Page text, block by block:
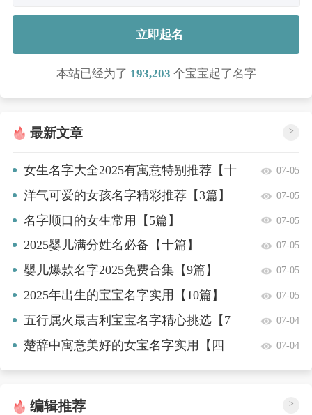
立即起名
本站已经为了 193,203 个宝宝起了名字
最新文章 >
女生名字大全2025有寓意特别推荐【十
篇】
07-05
洋气可爱的女孩名字精彩推荐【3篇】 07-05
名字顺口的女生常用【5篇】 07-05
2025婴儿满分姓名必备【十篇】 07-05
婴儿爆款名字2025免费合集【9篇】 07-05
2025年出生的宝宝名字实用【10篇】 07-05
五行属火最吉利宝宝名字精心挑选【7
篇】
07-04
楚辞中寓意美好的女宝名字实用【四
篇】
07-04
编辑推荐 >